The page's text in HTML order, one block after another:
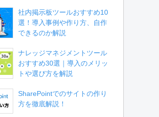
社内掲示板ツールおすすめ10
選！導入事例や作り方、自作
できるのか解説
ナレッジマネジメントツール
おすすめ30選｜導入のメリッ
トや選び方を解説
SharePointでのサイトの作り
方を徹底解説！